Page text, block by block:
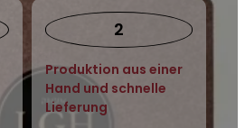
2
Produktion aus einer
Hand und schnelle
Lieferung